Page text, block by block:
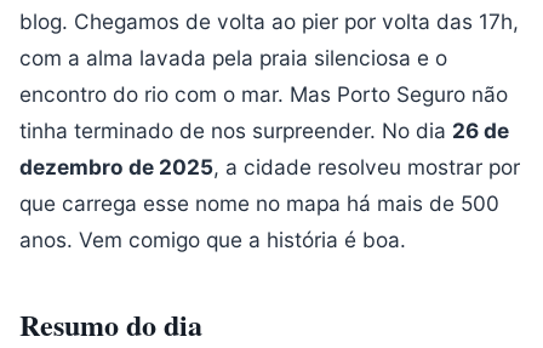
blog. Chegamos de volta ao pier por volta das 17h,
com a alma lavada pela praia silenciosa e o
encontro do rio com o mar. Mas Porto Seguro não
tinha terminado de nos surpreender. No dia 26 de
dezembro de 2025, a cidade resolveu mostrar por
que carrega esse nome no mapa há mais de 500
anos. Vem comigo que a história é boa.
Resumo do dia